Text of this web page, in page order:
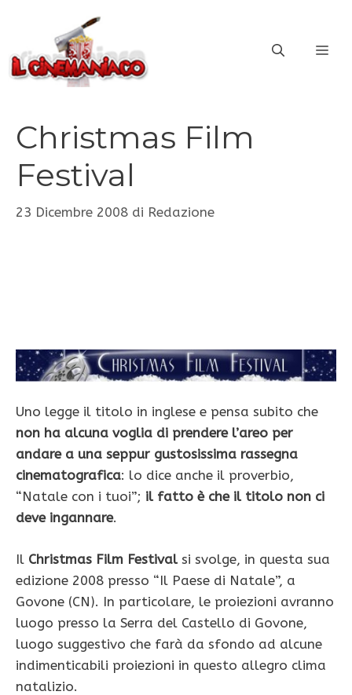
contenuto
Christmas Film
Festival
23 Dicembre 2008 di Redazione
Uno legge il titolo in inglese e pensa subito che
non ha alcuna voglia di prendere l’areo per
andare a una seppur gustosissima rassegna
cinematografica: lo dice anche il proverbio,
“Natale con i tuoi”; il fatto è che il titolo non ci
deve ingannare.
Il Christmas Film Festival si svolge, in questa sua
edizione 2008 presso “Il Paese di Natale”, a
Govone (CN). In particolare, le proiezioni avranno
luogo presso la Serra del Castello di Govone,
luogo suggestivo che farà da sfondo ad alcune
indimenticabili proiezioni in questo allegro clima
natalizio.